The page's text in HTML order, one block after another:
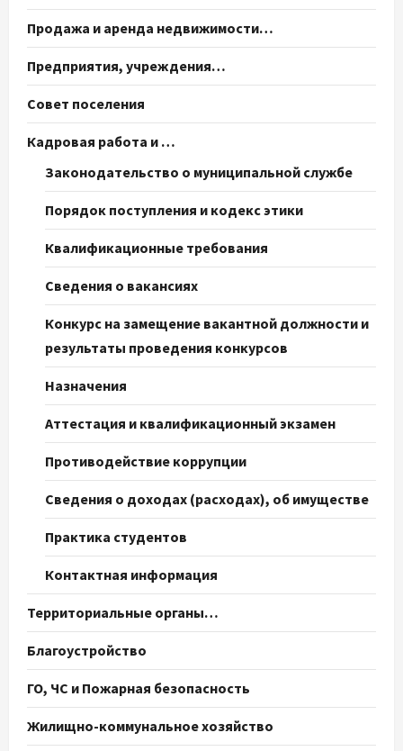
Продажа и аренда недвижимости…
Предприятия, учреждения…
Совет поселения
Кадровая работа и …
Законодательство о муниципальной службе
Порядок поступления и кодекс этики
Квалификационные требования
Сведения о вакансиях
Конкурс на замещение вакантной должности и
результаты проведения конкурсов
Назначения
Аттестация и квалификационный экзамен
Противодействие коррупции
Сведения о доходах (расходах), об имуществе
Практика студентов
Контактная информация
Территориальные органы…
Благоустройство
ГО, ЧС и Пожарная безопасность
Жилищно-коммунальное хозяйство